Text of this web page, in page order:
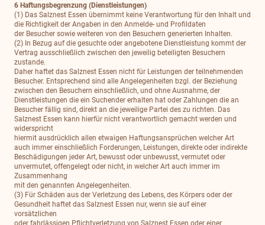
6 Haftungsbegrenzung (Dienstleistungen)
(1) Das Salznest Essen übernimmt keine Verantwortung für den Inhalt und
die Richtigkeit der Angaben in den Anmelde- und Profildaten
der Besucher sowie weiteren von den Besuchern generierten Inhalten.
(2) In Bezug auf die gesuchte oder angebotene Dienstleistung kommt der
Vertrag ausschließlich zwischen den jeweilig beteiligten Besuchern
zustande.
Daher haftet das Salznest Essen nicht für Leistungen der teilnehmenden
Besucher. Entsprechend sind alle Angelegenheiten bzgl. der Beziehung
zwischen den Besuchern einschließlich, und ohne Ausnahme, der
Dienstleistungen die ein Suchender erhalten hat oder Zahlungen die an
Besucher fällig sind, direkt an die jeweilige Partei des zu richten. Das
Salznest Essen kann hierfür nicht verantwortlich gemacht werden und
widerspricht
hiermit ausdrücklich allen etwaigen Haftungsansprüchen welcher Art
auch immer einschließlich Forderungen, Leistungen, direkte oder indirekte
Beschädigungen jeder Art, bewusst oder unbewusst, vermutet oder
unvermutet, offengelegt oder nicht, in welcher Art auch immer im
Zusammenhang
mit den genannten Angelegenheiten.
(3) Für Schäden aus der Verletzung des Lebens, des Körpers oder der
Gesundheit haftet das Salznest Essen nur, wenn sie auf einer
vorsätzlichen
oder fahrlässigen Pflichtverletzung von Salznest Essen oder einer